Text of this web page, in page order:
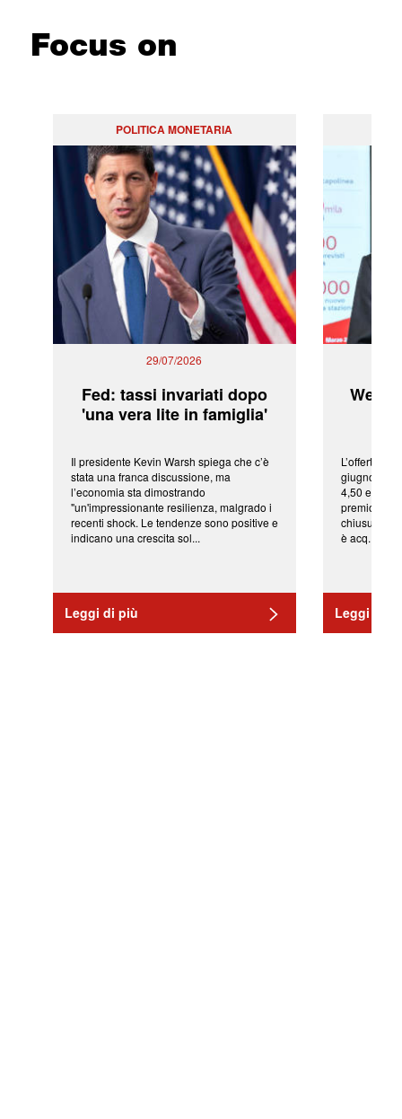
Focus on
POLITICA MONETARIA
29/07/2026
Fed: tassi invariati dopo
'una vera lite in famiglia'
Il presidente Kevin Warsh spiega che c’è
stata una franca discussione, ma
l’economia sta dimostrando
"un'impressionante resilienza, malgrado i
recenti shock. Le tendenze sono positive e
indicano una crescita sol...
Leggi di più
L’offerta
giugno da
4,50 euro
premio di
chiusura
è acq...
Leggi di